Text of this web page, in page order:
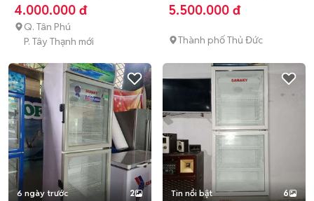
4.000.000 đ
Q. Tân Phú
P. Tây Thạnh mới
5.500.000 đ
Thành phố Thủ Đức
6 ngày trước 2 Tin nổi bật 6